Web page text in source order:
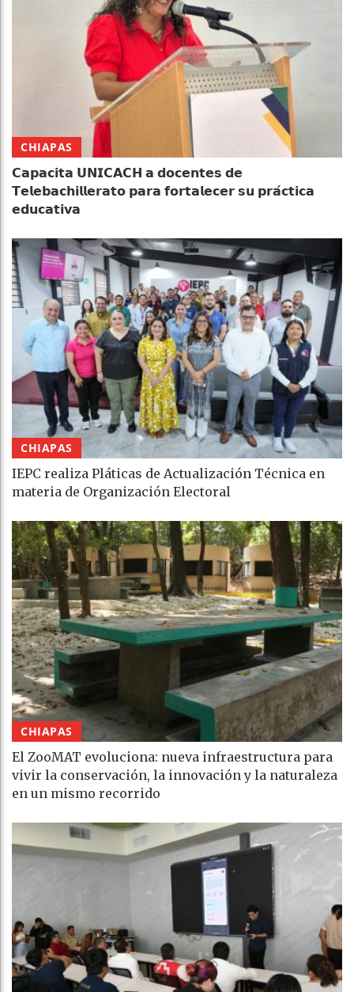
CHIAPAS
𝗖𝗮𝗽𝗮𝗰𝗶𝘁𝗮 𝗨𝗡𝗜𝗖𝗔𝗖𝗛 𝗮 𝗱𝗼𝗰𝗲𝗻𝘁𝗲𝘀 𝗱𝗲
𝗧𝗲𝗹𝗲𝗯𝗮𝗰𝗵𝗶𝗹𝗹𝗲𝗿𝗮𝘁𝗼 𝗽𝗮𝗿𝗮 𝗳𝗼𝗿𝘁𝗮𝗹𝗲𝗰𝗲𝗿 𝘀𝘂 𝗽𝗿𝗮́𝗰𝘁𝗶𝗰𝗮
𝗲𝗱𝘂𝗰𝗮𝘁𝗶𝘃𝗮
CHIAPAS
IEPC realiza Pláticas de Actualización Técnica en
materia de Organización Electoral
CHIAPAS
El ZooMAT evoluciona: nueva infraestructura para
vivir la conservación, la innovación y la naturaleza
en un mismo recorrido